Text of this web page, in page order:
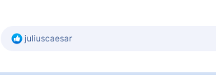
R
k
juliuscaesar